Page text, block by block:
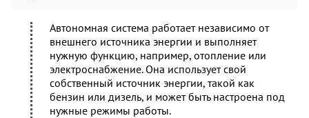
Автономная система работает независимо от
внешнего источника энергии и выполняет
нужную функцию, например, отопление или
электроснабжение. Она использует свой
собственный источник энергии, такой как
бензин или дизель, и может быть настроена под
нужные режимы работы.